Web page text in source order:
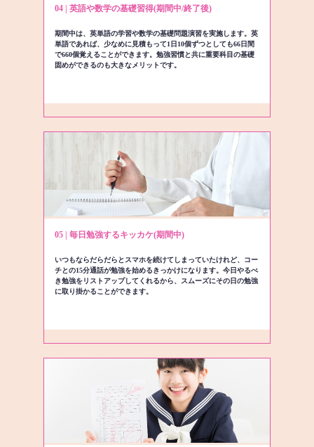
04 | 英語や数学の基礎習得(期間中/終了後)
期間中は、英単語の学習や数学の基礎問題演習を実施します。英
単語であれば、少なめに見積もって1日10個ずつとしても66日間
で660個覚えることができます。勉強習慣と共に重要科目の基礎
固めができるのも大きなメリットです。
05 | 毎日勉強するキッカケ(期間中)
いつもならだらだらとスマホを続けてしまっていたけれど、コー
チとの15分通話が勉強を始めるきっかけになります。今日やるべ
き勉強をリストアップしてくれるから、スムーズにその日の勉強
に取り掛かることができます。